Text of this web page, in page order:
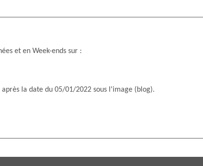
et en Week-ends sur :
la date du 05/01/2022 sous l'image (blog).